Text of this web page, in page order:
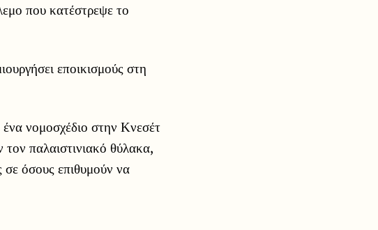
που κατέστρεψε το
εποικισμούς στη
νομοσχέδιο στην Κνεσέτ
παλαιστινιακό θύλακα,
σε όσους επιθυμούν να